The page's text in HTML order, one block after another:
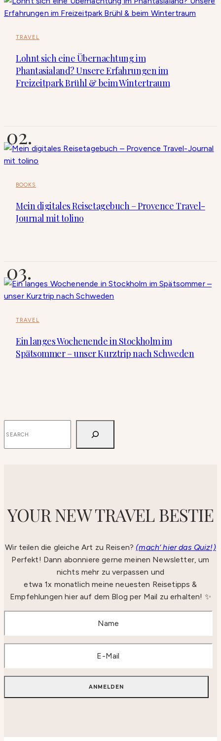
TRAVEL
Lohnt sich eine Übernachtung im
Phantasialand? Unsere Erfahrungen im
Freizeitpark Brühl & beim Wintertraum
BOOKS
Mein digitales Reisetagebuch – Provence Travel-
Journal mit tolino
TRAVEL
Ein langes Wochenende in Stockholm im
Spätsommer – unser Kurztrip nach Schweden
YOUR NEW TRAVEL BESTIE
Wir teilen die gleiche Art zu Reisen? (mach‘ hier das Quiz!)
Perfekt! Dann abonniere gerne meinen Newsletter, um
nichts mehr zu verpassen und
etwa 1x monatlich meine neuesten Reisetipps &
Empfehlungen hier auf dem Blog per Mail zu erhalten! ✨